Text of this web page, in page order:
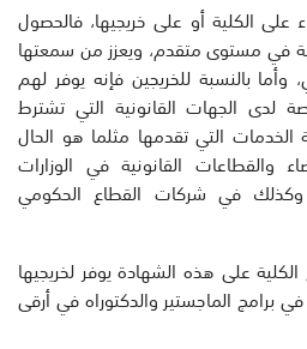
على الكلية أو على خريجيها، فالحصول
في مستوى متقدم، ويعزز من سمعتها
بالنسبة للخريجين فإنه يوفر لهم
لدى الجهات القانونية التي تشترط
التي تقدمها مثلما هو الحال
والقطاعات القانونية في الوزارات
وكذلك في شركات القطاع الحكومي
على هذه الشهادة يوفر لخريجيها
برامج الماجستير والدكتوراه في أرقى